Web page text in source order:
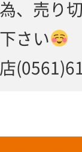
、売り
さい